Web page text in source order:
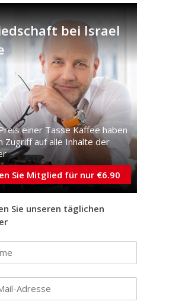
bei Israel
einer Tasse Kaffee haben
Zugriff auf alle Inhalte der
Sie Mitglied für nur €6.90
Sie unseren täglichen